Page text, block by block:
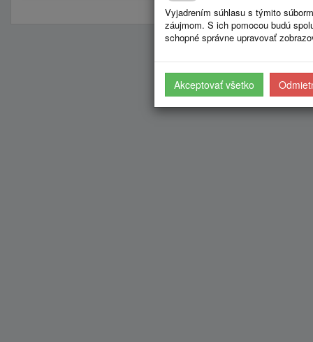
Vyjadrením súhlasu s týmito
záujmom. S ich pomocou budú
schopné správne upravovať
Akceptovať všetko